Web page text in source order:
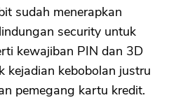
sudah menerapkan
security untuk
kewajiban PIN dan 3D
kejadian kebobolan justru
pemegang kartu kredit.